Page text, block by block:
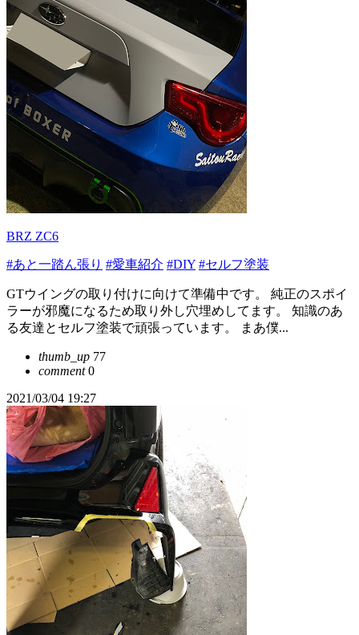
BRZ ZC6
#あと一踏ん張り #愛車紹介 #DIY #セルフ塗装
GTウイングの取り付けに向けて準備中です。 純正のスポイ
ラーが邪魔になるため取り外し穴埋めしてます。 知識のあ
る友達とセルフ塗装で頑張っています。 まあ僕...
thumb_up 77
comment0
2021/03/04 19:27